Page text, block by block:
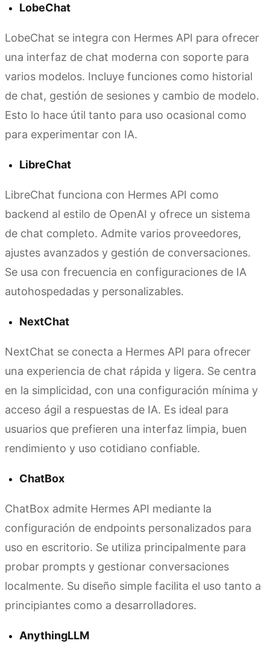
LobeChat
LobeChat se integra con Hermes API para ofrecer
una interfaz de chat moderna con soporte para
varios modelos. Incluye funciones como historial
de chat, gestión de sesiones y cambio de modelo.
Esto lo hace útil tanto para uso ocasional como
para experimentar con IA.
LibreChat
LibreChat funciona con Hermes API como
backend al estilo de OpenAI y ofrece un sistema
de chat completo. Admite varios proveedores,
ajustes avanzados y gestión de conversaciones.
Se usa con frecuencia en configuraciones de IA
autohospedadas y personalizables.
NextChat
NextChat se conecta a Hermes API para ofrecer
una experiencia de chat rápida y ligera. Se centra
en la simplicidad, con una configuración mínima y
acceso ágil a respuestas de IA. Es ideal para
usuarios que prefieren una interfaz limpia, buen
rendimiento y uso cotidiano confiable.
ChatBox
ChatBox admite Hermes API mediante la
configuración de endpoints personalizados para
uso en escritorio. Se utiliza principalmente para
probar prompts y gestionar conversaciones
localmente. Su diseño simple facilita el uso tanto a
principiantes como a desarrolladores.
AnythingLLM